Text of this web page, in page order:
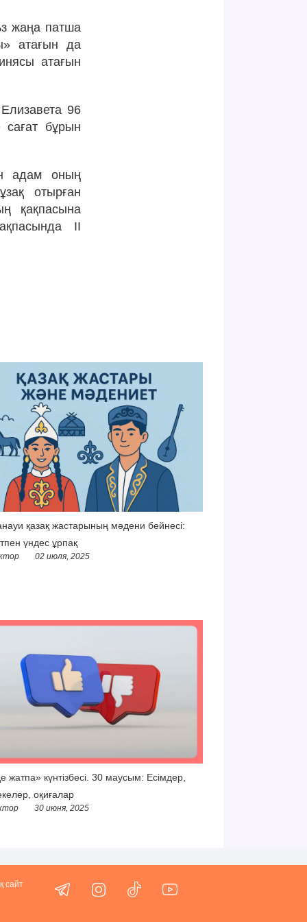
жаңа патша
атағын да
атағын
96
бұрын
адам оның
отырған
қақпасына
ІІ
қазақ жастарының мәдени бейнесі:
үндес ұрпақ
02 июля, 2025
жатпа» күнтізбесі. 30 маусым: Есімдер,
оқиғалар
30 июня, 2025
сайт